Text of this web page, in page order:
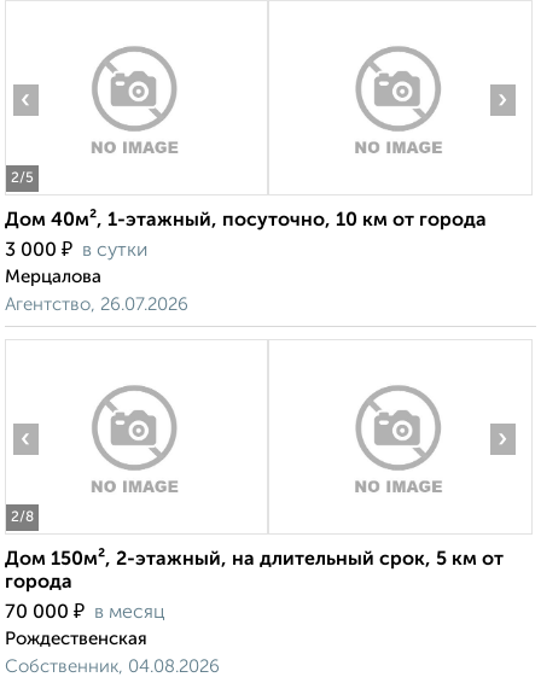
2/5
‹ ›
Дом 40м², 1-этажный, посуточно, 10 км от города
3 000 ₽ в сутки
Мерцалова
Агентство, 26.07.2026
2/8
‹ ›
Дом 150м², 2-этажный, на длительный срок, 5 км от
города
70 000 ₽ в месяц
Рождественская
Собственник, 04.08.2026